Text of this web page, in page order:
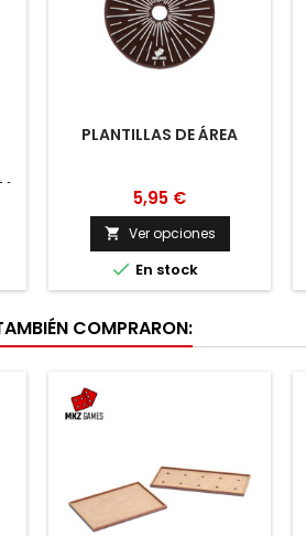
PLANTILLAS DE ÁREA
5,95 €
 Ver opciones
 En stock
COMPRARON: